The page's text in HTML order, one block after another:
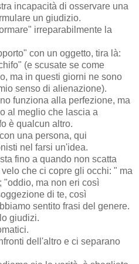
incapacità di osservare una
un giudizio.
irreparabilmente la
con un oggetto, tira là:
(e scusate se come
ma in questi giorni ne sono
senso di alienazione).
funziona alla perfezione, ma
al meglio che lascia a
è qualcun altro.
una persona, qui
nel farsi un'idea.
fino a quando non scatta
che ci copre gli occhi: " ma
"oddio, ma non eri così
di te, così
sentito frasi del genere.
giudizi.
dell'altro e ci separano